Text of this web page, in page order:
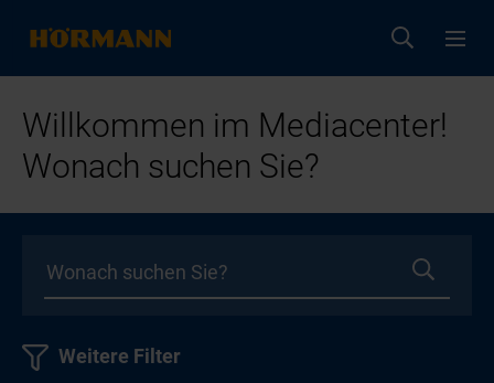
Willkommen im Mediacenter!
Wonach suchen Sie?
Weitere Filter